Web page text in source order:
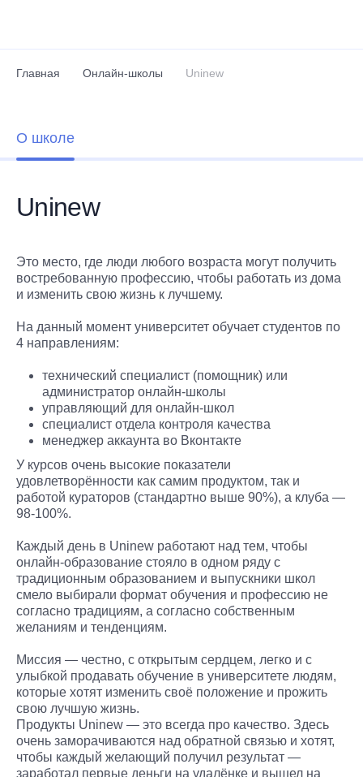
Главная Онлайн-школы Uninew
О школе
Uninew
Это место, где люди любого возраста могут получить
востребованную профессию, чтобы работать из дома
и изменить свою жизнь к лучшему.
На данный момент университет обучает студентов по
4 направлениям:
технический специалист (помощник) или
администратор онлайн-школы
управляющий для онлайн-школ
специалист отдела контроля качества
менеджер аккаунта во Вконтакте
У курсов очень высокие показатели
удовлетворённости как самим продуктом, так и
работой кураторов (стандартно выше 90%), а клуба —
98-100%.
Каждый день в Uninew работают над тем, чтобы
онлайн-образование стояло в одном ряду с
традиционным образованием и выпускники школ
смело выбирали формат обучения и профессию не
согласно традициям, а согласно собственным
желаниям и тенденциям.
Миссия — честно, с открытым сердцем, легко и с
улыбкой продавать обучение в университете людям,
которые хотят изменить своё положение и прожить
свою лучшую жизнь.
Продукты Uninew — это всегда про качество. Здесь
очень заморачиваются над обратной связью и хотят,
чтобы каждый желающий получил результат —
заработал первые деньги на удалёнке и вышел на